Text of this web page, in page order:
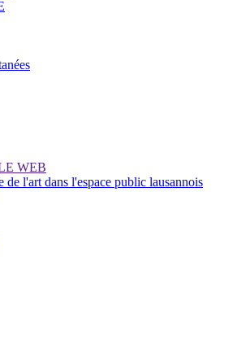
WEB
l'art dans l'espace public lausannois